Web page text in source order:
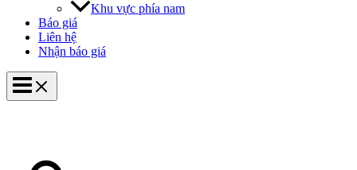
Khu vực phía nam
Báo giá
Liên hệ
Nhận báo giá